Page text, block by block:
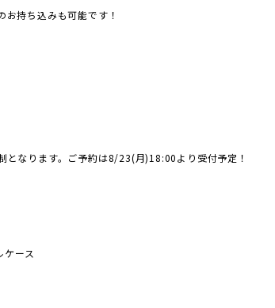
持ち込みも可能です！
なります。ご予約は8/23(月)18:00より受付予定！
ース